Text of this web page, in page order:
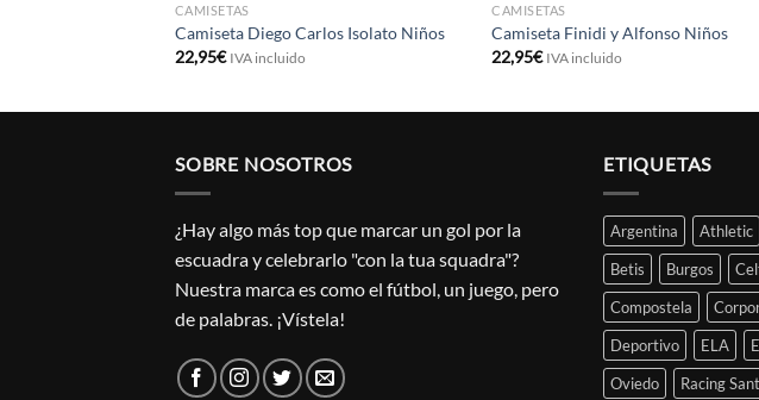
CAMISETAS
Camiseta Diego Carlos Isolato Niños
22,95€ IVA incluido
CAMISETAS
Camiseta Finidi y Alfonso Niños
22,95€ IVA incluido
SOBRE NOSOTROS
¿Hay algo más top que marcar un gol por la
escuadra y celebrarlo "con la tua squadra"?
Nuestra marca es como el fútbol, un juego, pero
de palabras. ¡Vístela!
ETIQUETAS
Argentina Athletic
Betis
Burgos
Compostela
Deportivo
ELA
Oviedo
Racing